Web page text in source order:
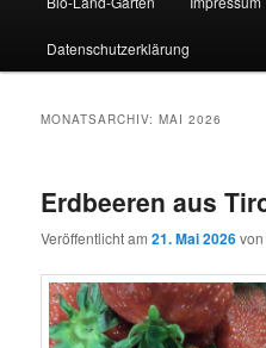
Datenschutzerklärung
MONATSARCHIV:MAI 2026
Erdbeeren aus
Veröffentlicht am21. Mai 2026